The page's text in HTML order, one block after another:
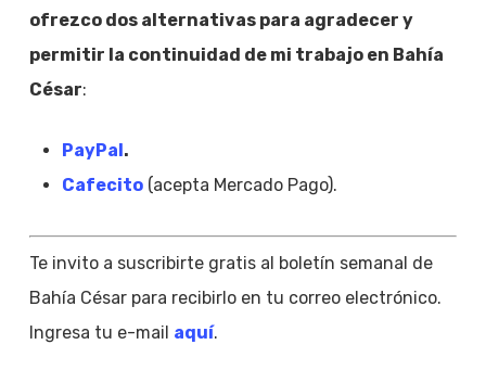
ofrezco dos alternativas para agradecer y
permitir la continuidad de mi trabajo en Bahía
César:
PayPal.
Cafecito(acepta Mercado Pago).
Te invito a suscribirte gratis al boletín semanal de
Bahía César para recibirlo en tu correo electrónico.
Ingresa tu e-mail aquí.